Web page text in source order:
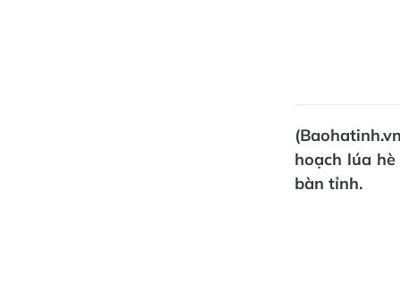
hoạch lúa
bàn tỉnh.